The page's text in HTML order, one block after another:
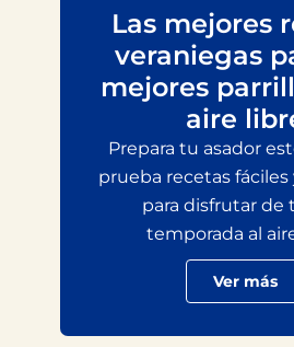
Las mejores
veraniegas
mejores
aire
Prepara tu asador
prueba recetas fáciles
para disfrutar de
temporada al
Ver más